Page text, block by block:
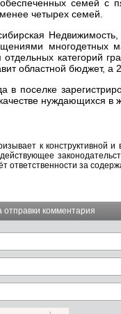
семей
четырех семей.
многодетных
категорий
областной бюджет,
в поселке
нуждающихся
к конструктивной
ответственности за
комментария